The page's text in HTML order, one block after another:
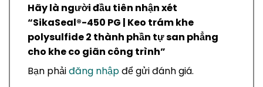
Hãy là người đầu tiên nhận xét
“SikaSeal®-450 PG | Keo trám khe
polysulfide 2 thành phần tự san phẳng
cho khe co giãn công trình”
Bạn phảiđăng nhậpđể gửi đánh giá.